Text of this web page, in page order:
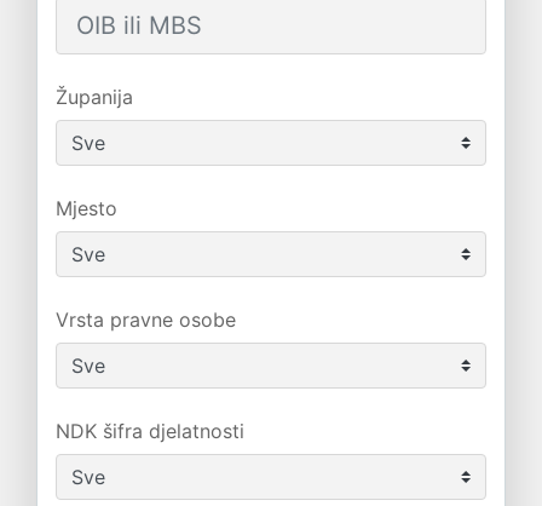
Županija
Mjesto
Vrsta pravne osobe
NDK šifra djelatnosti